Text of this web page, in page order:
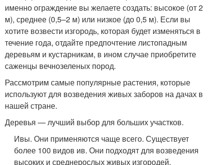
именно ограждение вы желаете создать: высокое (от 2
м), среднее (0,5–2 м) или низкое (до 0,5 м). Если вы
хотите возвести изгородь, которая будет изменяться в
течение года, отдайте предпочтение листопадным
деревьям и кустарникам, в ином случае приобретите
саженцы вечнозеленых пород.
Рассмотрим самые популярные растения, которые
используют для возведения живых заборов на дачах в
нашей стране.
Деревья — лучший выбор для больших участков.
Ивы. Они применяются чаще всего. Существует
более 100 видов ив. Они подходят для возведения
высоких и среднерослых живых изгородей.